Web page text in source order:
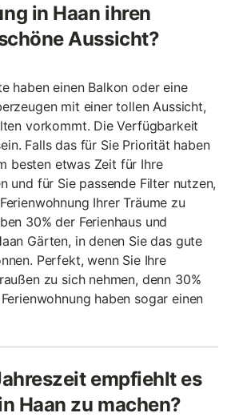
in Haan ihren
Aussicht?
haben einen Balkon oder eine
mit einer tollen Aussicht,
vorkommt. Die Verfügbarkeit
Falls das für Sie Priorität haben
besten etwas Zeit für Ihre
und für Sie passende Filter nutzen,
Ihrer Träume zu
30% der Ferienhaus und
Gärten, in denen Sie das gute
Perfekt, wenn Sie Ihre
zu sich nehmen, denn 30%
haben sogar einen
empfiehlt es
Haan zu machen?